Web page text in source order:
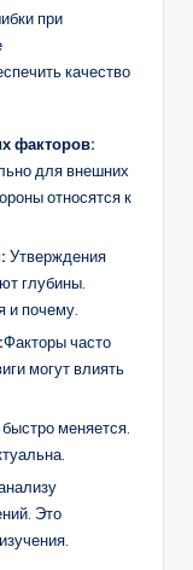
при
качество
факторов:
для внешних
относятся к
Утверждения
глубины.
и почему.
Факторы часто
могут влиять
меняется.
Это